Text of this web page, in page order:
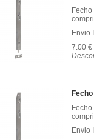
Envio
7.00 €
Envio